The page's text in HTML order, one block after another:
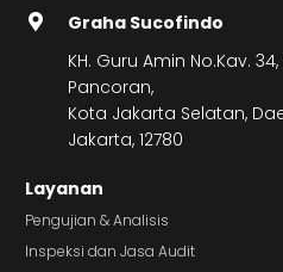
Graha Sucofindo
KH. Guru Amin No.Kav.
Pancoran,
Kota Jakarta Selatan,
Jakarta, 12780
Layanan
Pengujian & Analisis
Inspeksi dan Jasa Audit